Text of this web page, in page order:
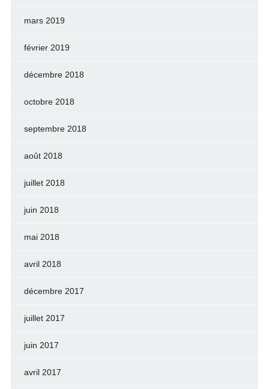
mars 2019
février 2019
décembre 2018
octobre 2018
septembre 2018
août 2018
juillet 2018
juin 2018
mai 2018
avril 2018
décembre 2017
juillet 2017
juin 2017
avril 2017